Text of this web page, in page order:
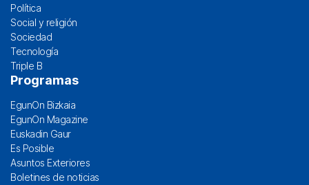
Política
Social y religión
Sociedad
Tecnología
Triple B
Programas
EgunOn Bizkaia
EgunOn Magazine
Euskadin Gaur
Es Posible
Asuntos Exteriores
Boletines de noticias